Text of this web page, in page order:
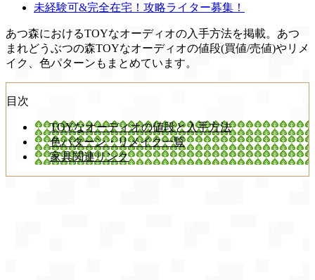
未経験可&完全在宅！攻略ライター募集！
あつ森におけるTOYなオーディオの入手方法を掲載。あつ
まれどうぶつの森TOYなオーディオの値段(買値/売値)やリメ
イク、色パターンもまとめています。
目次
TOYなオーディオの値段と入手方法
色パターン・リメイク一覧
家具関連リンク